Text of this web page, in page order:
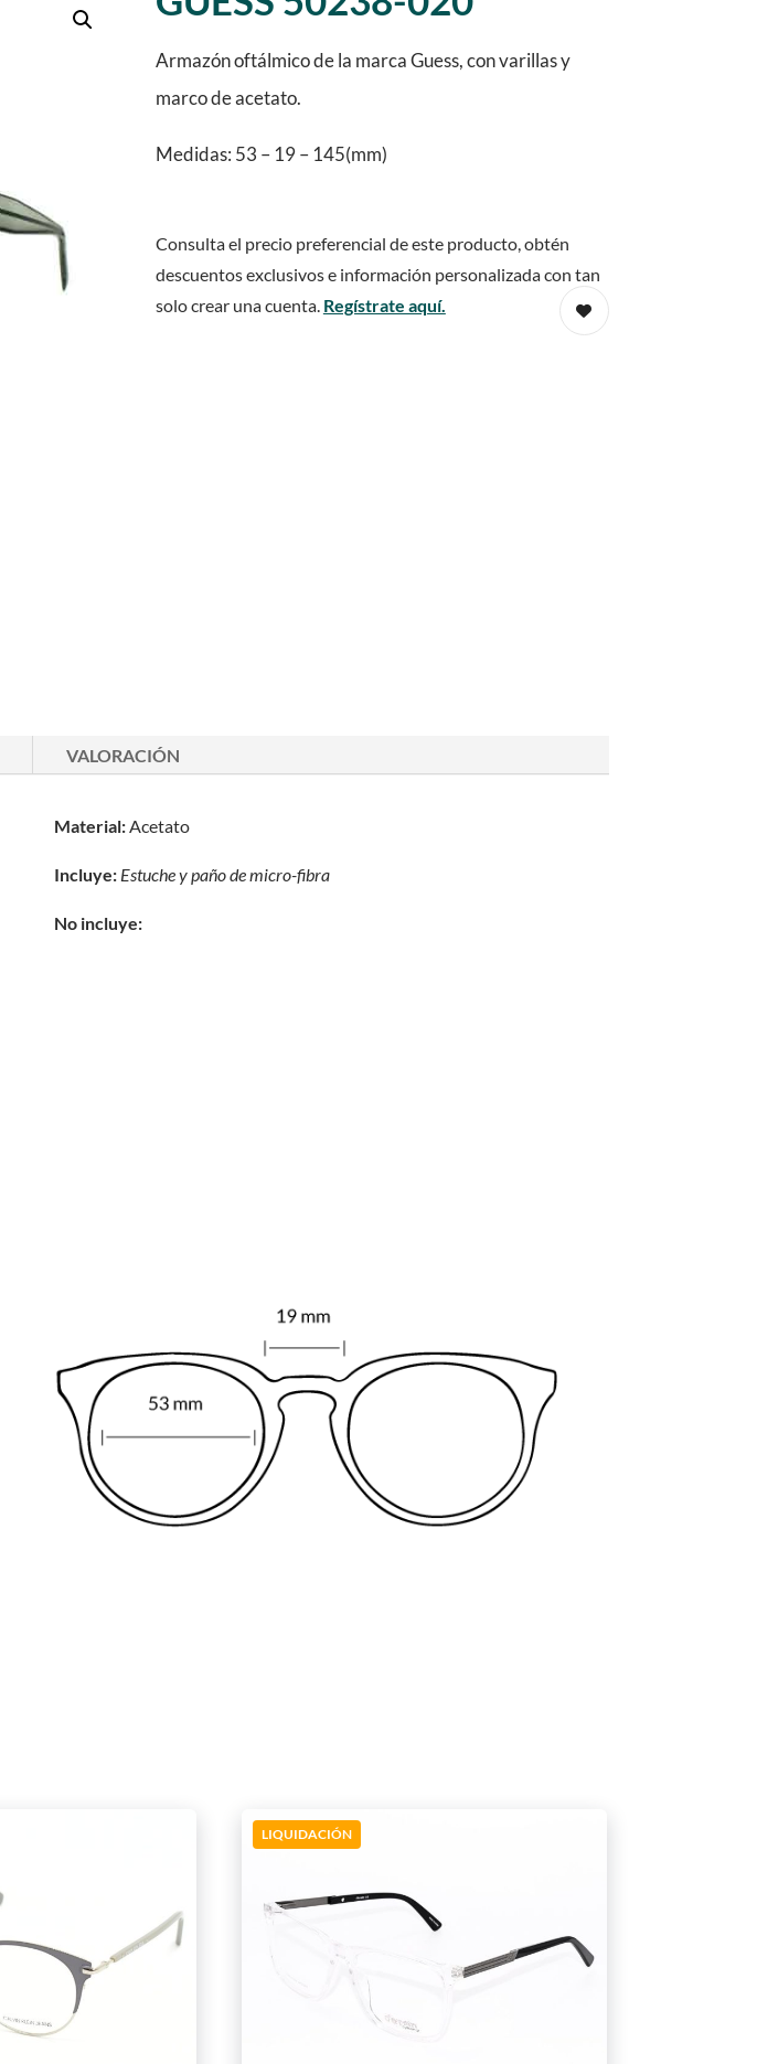
Armazón oftálmico de la marca Guess, con varillas y
marco de acetato.
Medidas: 53 – 19 – 145(mm)
Consulta el precio preferencial de este producto, obtén
descuentos exclusivos e información personalizada con tan
solo crear una cuenta. Regístrate aquí.
VALORACIÓN
Material:Acetato
Incluye: Estuche y paño demicro-fibra
No incluye:
LIQUIDACIÓN